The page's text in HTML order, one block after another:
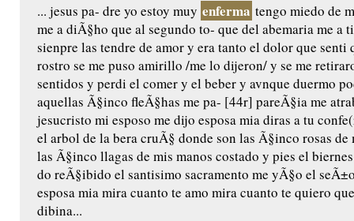
... jesus pa- dre yo estoy muy enferma tengo miedo de
me a diÃ§ho que al segundo to- que del abemaria me a
sienpre las tendre de amor y era tanto el dolor que
rostro se me puso amirillo /me lo dijeron/ y se me
sentidos y perdi el comer y el beber y avnque duermo
aquellas Ã§inco fleÃ§has me pa- [44r] pareÃ§ia me
jesucristo mi esposo me dijo esposa mia diras a tu
el arbol de la bera cruÃ§ donde son las Ã§inco rosas
las Ã§inco llagas de mis manos costado y pies el
do reÃ§ibido el santisimo sacramento me yÃ§o el
esposa mia mira cuanto te amo mira cuanto te quiero
dibina...